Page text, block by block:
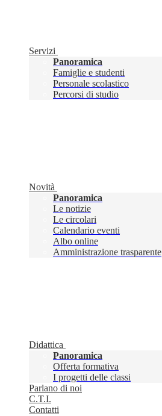
Servizi
Panoramica
Famiglie e studenti
Personale scolastico
Percorsi di studio
Novità
Panoramica
Le notizie
Le circolari
Calendario eventi
Albo online
Amministrazione trasparente
Didattica
Panoramica
Offerta formativa
I progetti delle classi
Parlano di noi
C.T.I.
Contatti